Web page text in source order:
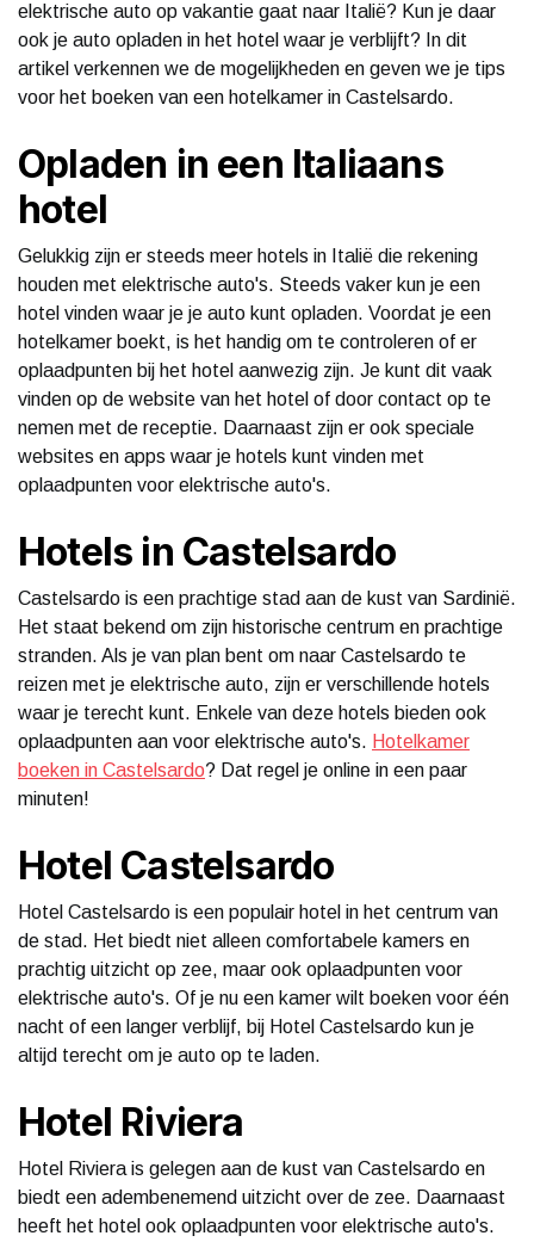
elektrische auto op vakantie gaat naar Italië? Kun je daar
ook je auto opladen in het hotel waar je verblijft? In dit
artikel verkennen we de mogelijkheden en geven we je tips
voor het boeken van een hotelkamer in Castelsardo.
Opladen in een Italiaans
hotel
Gelukkig zijn er steeds meer hotels in Italië die rekening
houden met elektrische auto's. Steeds vaker kun je een
hotel vinden waar je je auto kunt opladen. Voordat je een
hotelkamer boekt, is het handig om te controleren of er
oplaadpunten bij het hotel aanwezig zijn. Je kunt dit vaak
vinden op de website van het hotel of door contact op te
nemen met de receptie. Daarnaast zijn er ook speciale
websites en apps waar je hotels kunt vinden met
oplaadpunten voor elektrische auto's.
Hotels in Castelsardo
Castelsardo is een prachtige stad aan de kust van Sardinië.
Het staat bekend om zijn historische centrum en prachtige
stranden. Als je van plan bent om naar Castelsardo te
reizen met je elektrische auto, zijn er verschillende hotels
waar je terecht kunt. Enkele van deze hotels bieden ook
oplaadpunten aan voor elektrische auto's. Hotelkamer
boeken in Castelsardo? Dat regel je online in een paar
minuten!
Hotel Castelsardo
Hotel Castelsardo is een populair hotel in het centrum van
de stad. Het biedt niet alleen comfortabele kamers en
prachtig uitzicht op zee, maar ook oplaadpunten voor
elektrische auto's. Of je nu een kamer wilt boeken voor één
nacht of een langer verblijf, bij Hotel Castelsardo kun je
altijd terecht om je auto op te laden.
Hotel Riviera
Hotel Riviera is gelegen aan de kust van Castelsardo en
biedt een adembenemend uitzicht over de zee. Daarnaast
heeft het hotel ook oplaadpunten voor elektrische auto's.